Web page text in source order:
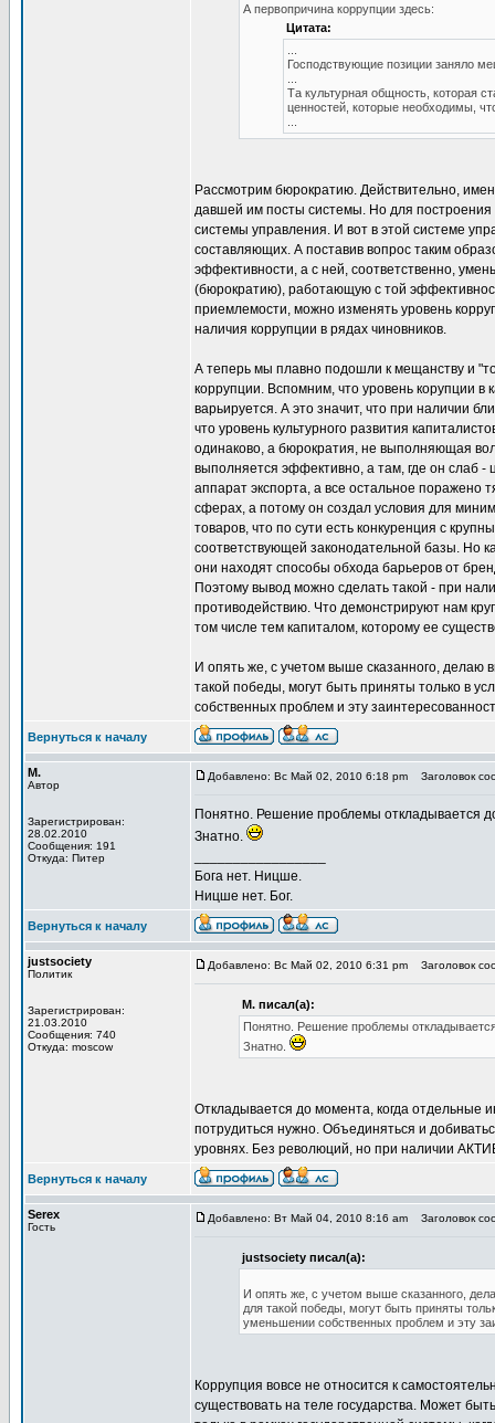
А первопричина коррупции здесь:
Цитата:
Господствующие позиции заняло
Та культурная общность, которая
ценностей, которые необходимы,
Рассмотрим бюрократию. Действительно,
давшей им посты системы. Но для построения
системы управления. И вот в этой системе
составляющих. А поставив вопрос таким
эффективности, а с ней, соответственно,
(бюрократию), работающую с той
приемлемости, можно изменять уровень
наличия коррупции в рядах чиновников.
А теперь мы плавно подошли к мещанству и
коррупции. Вспомним, что уровень корупции в
варьируется. А это значит, что при наличии
что уровень культурного развития
одинаково, а бюрократия, не выполняющая
выполняется эффективно, а там, где он слаб
аппарат экспорта, а все остальное поражено
сферах, а потому он создал условия для
товаров, что по сути есть конкуренция с
соответствующей законодательной базы. Но
они находят способы обхода барьеров от
Поэтому вывод можно сделать такой - при
противодействию. Что демонстрируют нам
том числе тем капиталом, которому ее
И опять же, с учетом выше сказанного,
такой победы, могут быть приняты только в
собственных проблем и эту
Вернуться к началу
М.
Автор
Зарегистрирован:
28.02.2010
Сообщения: 191
Откуда: Питер
Добавлено: Вс Май 02, 2010 6:18 pm Заголовок
Понятно. Решение проблемы откладывается
Знатно.
Бога нет. Ницше.
Ницше нет. Бог.
Вернуться к началу
justsociety
Политик
Зарегистрирован:
21.03.2010
Сообщения: 740
Откуда: moscow
Добавлено: Вс Май 02, 2010 6:31 pm Заголовок
М. писал(а):
Понятно. Решение проблемы
Знатно.
Откладывается до момента, когда отдельные
потрудиться нужно. Объединяться и
уровнях. Без революций, но при наличии
Вернуться к началу
Serex
Гость
Добавлено: Вт Май 04, 2010 8:16 am Заголовок
justsociety писал(а):
И опять же, с учетом выше сказанного,
для такой победы, могут быть приняты
уменьшении собственных проблем и эту
Коррупция вовсе не относится к
существовать на теле государства. Может